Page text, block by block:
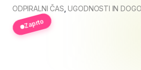
ODPIRALNI ČAS ,UGODNOSTI IN
Zaprto